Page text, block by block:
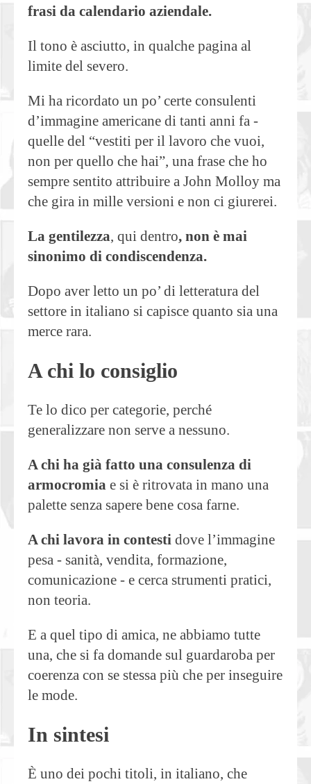
frasi da calendario aziendale.
Il tono è asciutto, in qualche pagina al
limite del severo.
Mi ha ricordato un po’ certe consulenti
d’immagine americane di tanti anni fa -
quelle del “vestiti per il lavoro che vuoi,
non per quello che hai”, una frase che ho
sempre sentito attribuire a John Molloy ma
che gira in mille versioni e non ci giurerei.
La gentilezza, qui dentro, non è mai
sinonimo di condiscendenza.
Dopo aver letto un po’ di letteratura del
settore in italiano si capisce quanto sia una
merce rara.
A chi lo consiglio
Te lo dico per categorie, perché
generalizzare non serve a nessuno.
A chi ha già fatto una consulenza di
armocromia e si è ritrovata in mano una
palette senza sapere bene cosa farne.
A chi lavora in contesti dove l’immagine
pesa - sanità, vendita, formazione,
comunicazione - e cerca strumenti pratici,
non teoria.
E a quel tipo di amica, ne abbiamo tutte
una, che si fa domande sul guardaroba per
coerenza con se stessa più che per inseguire
le mode.
In sintesi
È uno dei pochi titoli, in italiano, che